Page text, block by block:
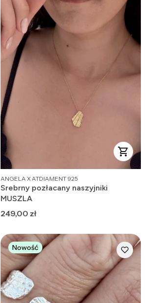
PRODUCENT
ANGELA X ATDIAMENT 925
Srebrny pozłacany naszyjniki
MUSZLA
Cena
249,00 zł
Nowość